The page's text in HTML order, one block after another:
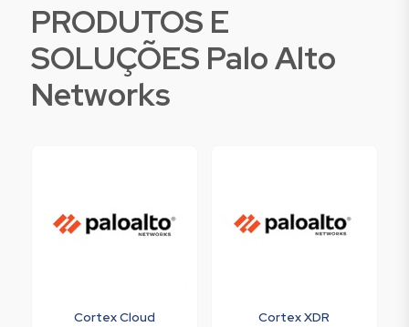
PRODUTOS E
SOLUÇÕES Palo Alto
Networks
Cortex Cloud Cortex XDR